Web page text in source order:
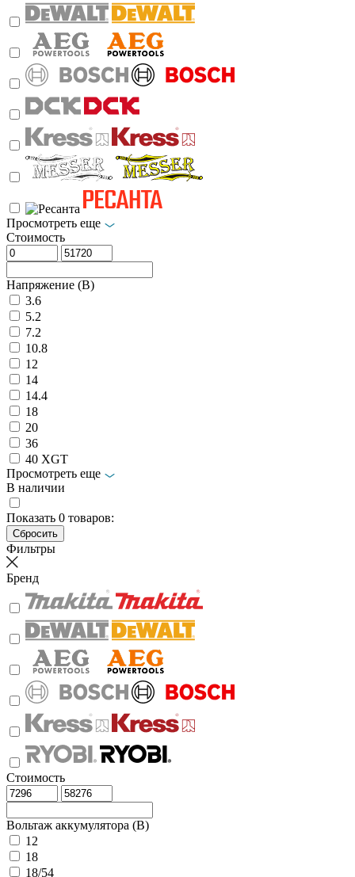
Просмотреть еще
Стоимость
Напряжение (В)
3.6
5.2
7.2
10.8
12
14
14.4
18
20
36
40 XGT
Просмотреть еще
В наличии
Показать 0 товаров:
Фильтры
Бренд
Стоимость
Вольтаж аккумулятора (В)
12
18
18/54